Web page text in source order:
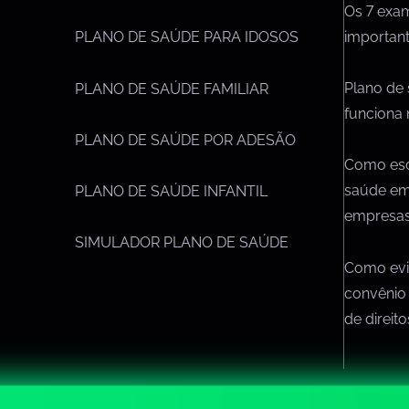
PLANO DE SAÚDE PARA IDOSOS
PLANO DE SAÚDE FAMILIAR
PLANO DE SAÚDE POR ADESÃO
PLANO DE SAÚDE INFANTIL
SIMULADOR PLANO DE SAÚDE
Os 7
Plano de
funciona
Como
saúde
Como
de